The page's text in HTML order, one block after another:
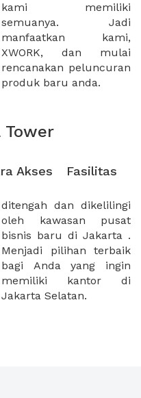
produk baru anda.
Tower
Akses Fasilitas
Jakarta Selatan.